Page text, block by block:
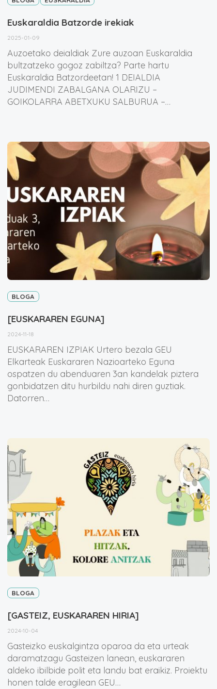
Euskaraldia Batzorde irekiak
2025-01-09
Auzoetako deialdiak Zure auzoan Euskaraldia
bultzatzeko gogoz zabiltza? Parte hartu
Euskaraldia Batzordeetan! 1 DEIALDIA
JUDIMENDI ZABALGANA OLARIZU –
GOIKOLARRA ABETXUKU SALBURUA –…
BLOGA
[EUSKARAREN EGUNA]
2024-11-18
EUSKARAREN IZPIAK Urtero bezala GEU
Elkarteak Euskararen Nazioarteko Eguna
ospatzen du abenduaren 3an kandelak piztera
gonbidatzen ditu hurbildu nahi diren guztiak.
Datorren…
BLOGA
[GASTEIZ, EUSKARAREN HIRIA]
2024-10-04
Gasteizko euskalgintza oparoa da eta urteak
daramatzagu Gasteizen lanean, euskararen
aldeko ibilbide polit eta landu bat eraikiz. Proiektu
honen talde eragilean GEU…